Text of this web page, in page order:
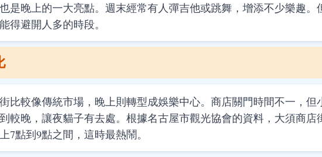
是晚上的一大亮點。週末經常有人彈吉他或跳舞，增添不少樂趣。
得避開人多的時段。
比較像傳統市場，晚上則轉型成娛樂中心。商店關門時間不一，但
較晚，讓夜貓子有去處。根據名古屋市觀光協會的資料，大須商店
7點到9點之間，這時最熱鬧。